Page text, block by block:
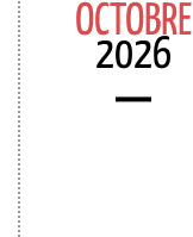
OCTOBRE
2026